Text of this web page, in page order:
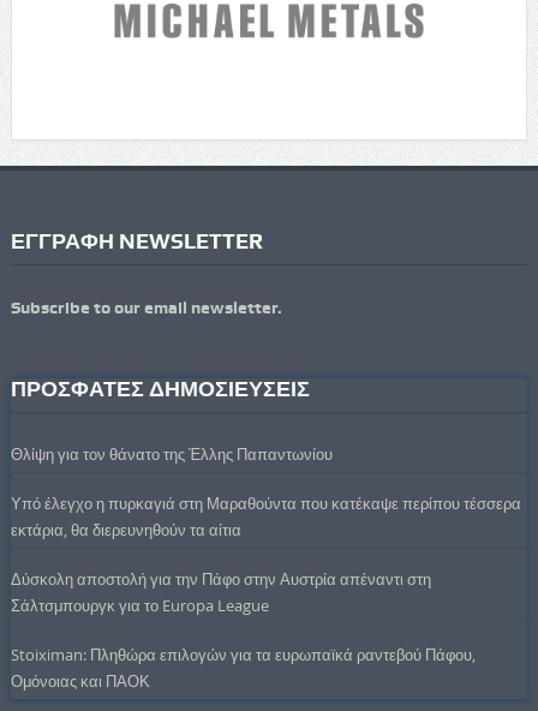
ΕΓΓΡΑΦΗ NEWSLETTER
Subscribe to our email newsletter.
ΠΡΟΣΦΑΤΕΣ ΔΗΜΟΣΙΕΥΣΕΙΣ
Θλίψη για τον θάνατο της Έλλης Παπαντωνίου
Υπό έλεγχο η πυρκαγιά στη Μαραθούντα που κατέκαψε περίπου τέσσερα
εκτάρια, θα διερευνηθούν τα αίτια
Δύσκολη αποστολή για την Πάφο στην Αυστρία απέναντι στη
Σάλτσμπουργκ για το Europa League
Stoiximan: Πληθώρα επιλογών για τα ευρωπαϊκά ραντεβού Πάφου,
Ομόνοιας και ΠΑΟΚ